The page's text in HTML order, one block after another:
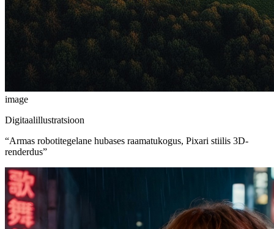
image
Digitaalillustratsioon
“Armas robotitegelane hubases raamatukogus, Pixari stiilis 3D-
renderdus”